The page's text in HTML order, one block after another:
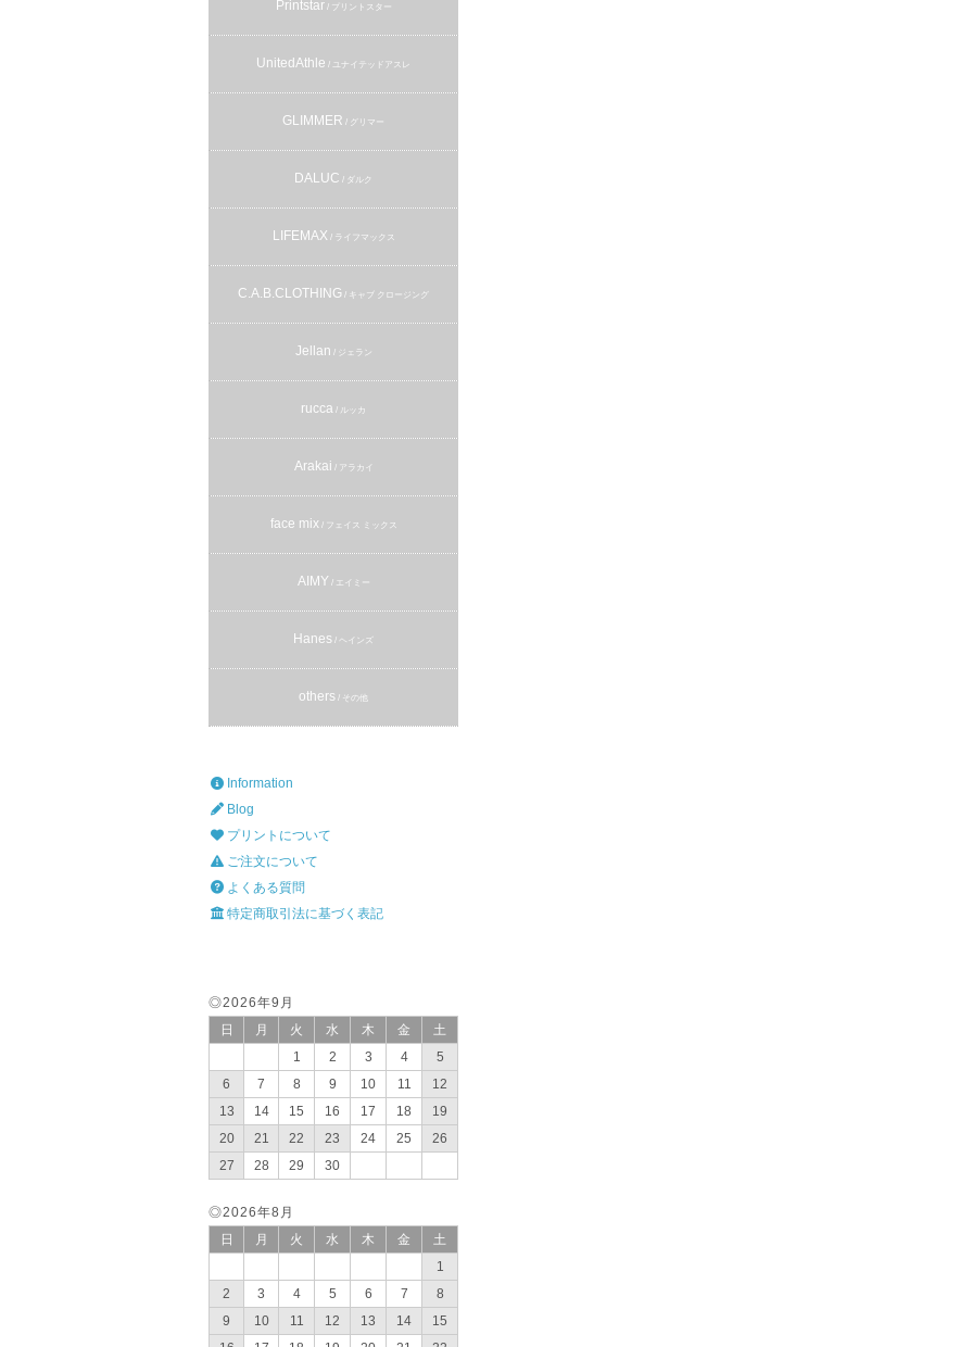
Printstar / プリントスター
UnitedAthle / ユナイテッドアスレ
GLIMMER / グリマー
DALUC / ダルク
LIFEMAX / ライフマックス
C.A.B.CLOTHING / キャブ クロージング
Jellan / ジェラン
rucca / ルッカ
Arakai / アラカイ
face mix/ フェイス ミックス
AIMY / エイミー
Hanes / ヘインズ
others / その他
Information
Blog
プリントについて
ご注文について
よくある質問
特定商取引法に基づく表記
◎2026年9月
日
月 火 水 木 金
土
1
2 3 4
5
6
7 8 9 10 11
12
13
14 15 16 17 18
19
20
21 22 23 24 25
26
27
28 29 30
◎2026年8月
日
月 火 水 木 金
土
1
2
3 4 5 6 7
8
9
10 11 12 13 14
15